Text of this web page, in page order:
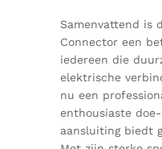
Samenvattend is
Connector een
iedereen die
elektrische
nu een
enthousiaste
aansluiting biedt